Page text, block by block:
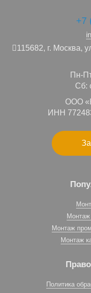
+7
115682, г. Москва,
Пн-
Сб:
ООО
ИНН
Монтаж
Монтаж
Монтаж
Политика